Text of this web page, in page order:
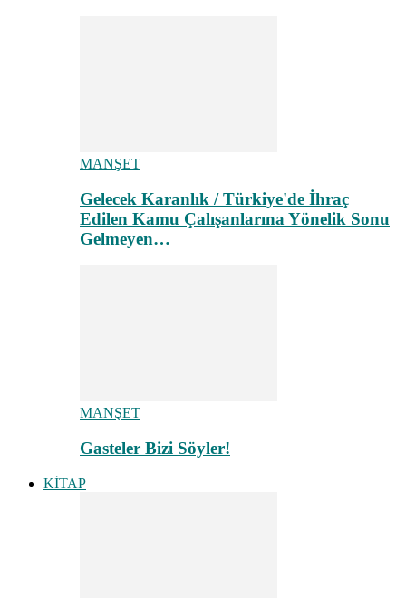
MANŞET
Gelecek Karanlık / Türkiye'de İhraç
Edilen Kamu Çalışanlarına Yönelik Sonu
Gelmeyen…
MANŞET
Gasteler Bizi Söyler!
KİTAP